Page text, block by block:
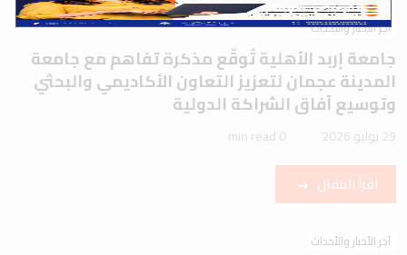
آخر الأخبار والأحداث
جامعة إربد الأهلية تُوقّع مذكرة تفاهم مع جامعة
المدينة عجمان لتعزيز التعاون الأكاديمي والبحثي
وتوسيع آفاق الشراكة الدولية
29 يوليو 2026 0 min read
اقرأ المقال
آخر الأخبار والأحداث